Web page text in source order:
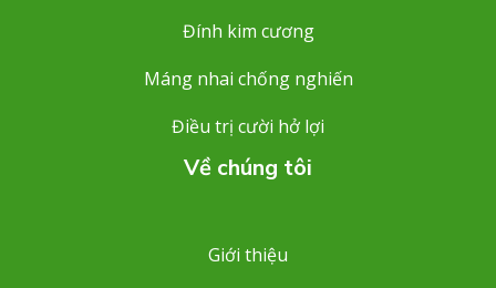
Đính kim cương
Máng nhai chống nghiến
Điều trị cười hở lợi
Về chúng tôi
Giới thiệu